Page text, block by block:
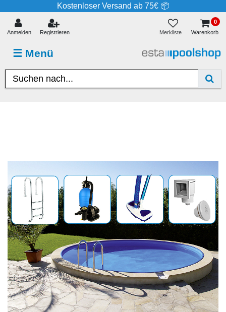
Kostenloser Versand ab 75€ 📦
☰ Menü
Anmelden Registrieren Merkliste
0
Warenkorb